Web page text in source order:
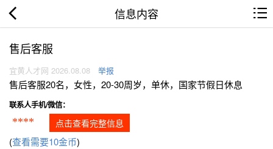
信息内容
售后客服
宜黄人才网 2026.08.08 举报
售后客服20名，女性，20-30周岁，单休，国家节假日休息
联系人手机/微信：
**** 点击查看完整信息
(查看需要10金币)